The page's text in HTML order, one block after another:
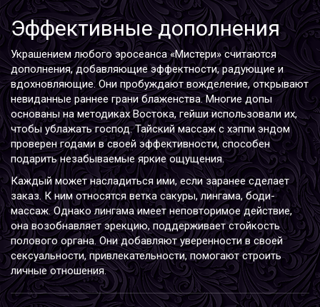
Эффективные дополнения
Украшением любого эросеанса «Мистери» считаются
дополнения, добавляющие эффектности, радующие и
вдохновляющие. Они пробуждают вожделение, открывают
невиданные раннее грани блаженства. Многие допы
основаны на методиках Востока, гейши использовали их,
чтобы ублажать господ. Тайский массаж с хэппи эндом
проверен годами в своей эффективности, способен
подарить незабываемые яркие ощущения.
Каждый может насладиться ими, если заранее сделает
заказ. К ним относятся ветка сакуры, лингама, боди-
массаж. Однако лингама имеет неповторимое действие,
она возобнавляет эрекцию, поддерживает стойкость
полового органа. Они добавляют уверенности в своей
сексуальности, привлекательности, помогают строить
личные отношения.